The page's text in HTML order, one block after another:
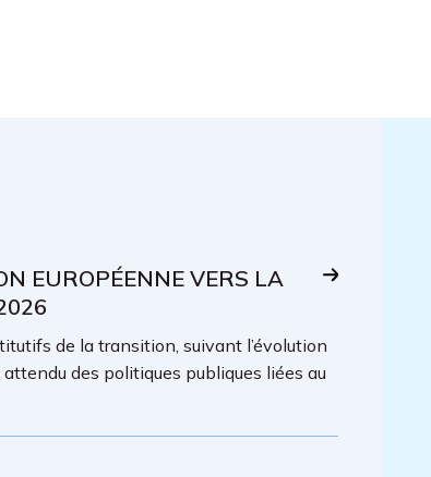
EUROPÉENNE VERS LA
de la transition, suivant l’évolution
des politiques publiques liées au